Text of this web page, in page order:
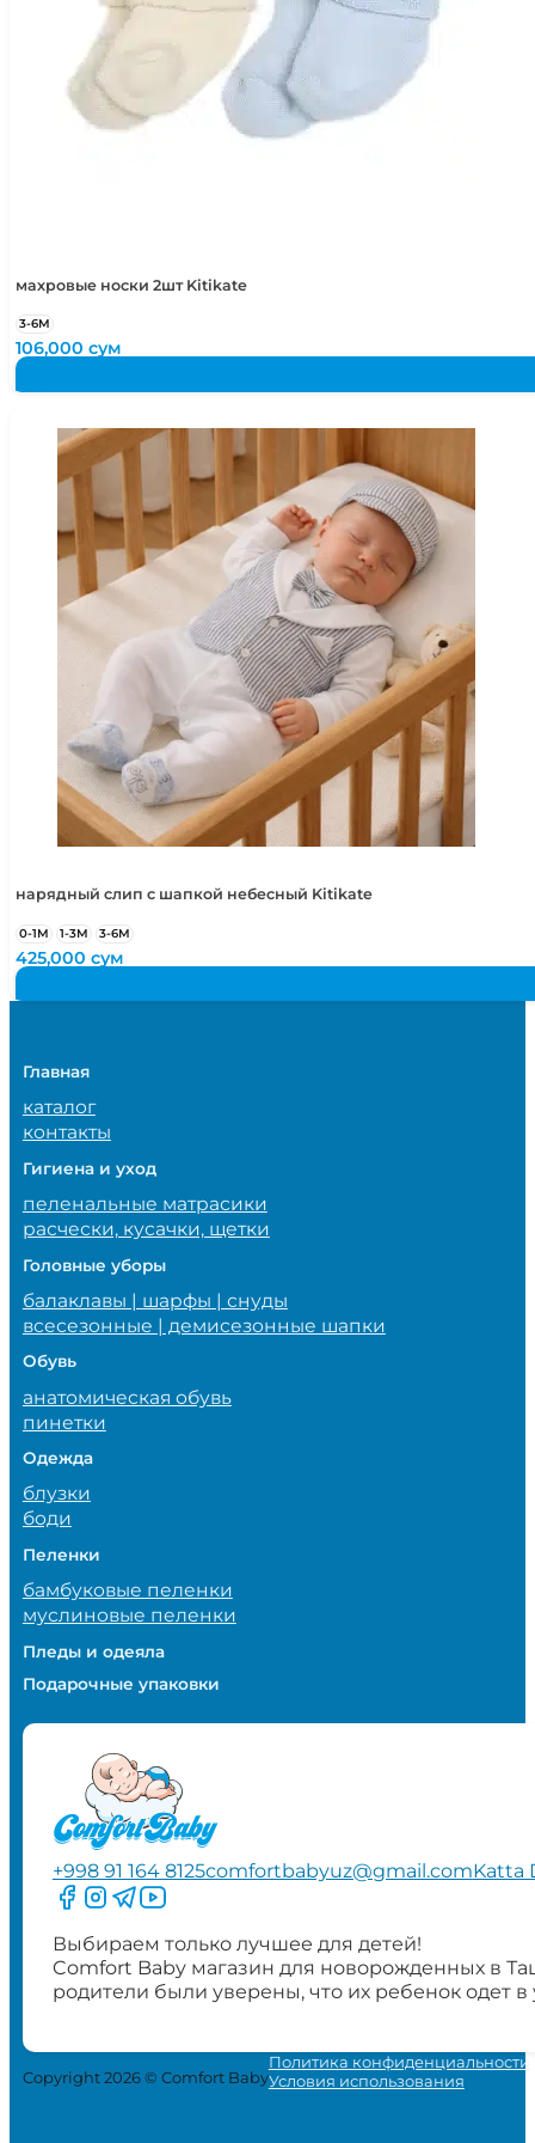
махровые носки 2шт Kitikate
3-6М
106,000сум
нарядный слип с шапкой небесный Kitikate
0-1М 1-3М 3-6М
425,000сум
Главная
каталог
контакты
Гигиена и уход
пеленальные матрасики
расчески, кусачки, щетки
Головные уборы
балаклавы | шарфы | снуды
всесезонные | демисезонные шапки
Обувь
анатомическая обувь
пинетки
Одежда
блузки
боди
Пеленки
бамбуковые пеленки
муслиновые пеленки
Пледы и одеяла
Подарочные упаковки
+998 91 164 8125comfortbabyuz@gmail.comKatta
Следите за нами на Facebook
Следите за нами в Instagram
Следите за нами в Telegram
Следите за нами в YouTube
Выбираем только лучшее для детей!
Comfort Baby магазин для новорожденных в
родители были уверены, что их ребенок одет
Copyright 2026 © Comfort Baby
Политика конфиденциальности
Условия использования